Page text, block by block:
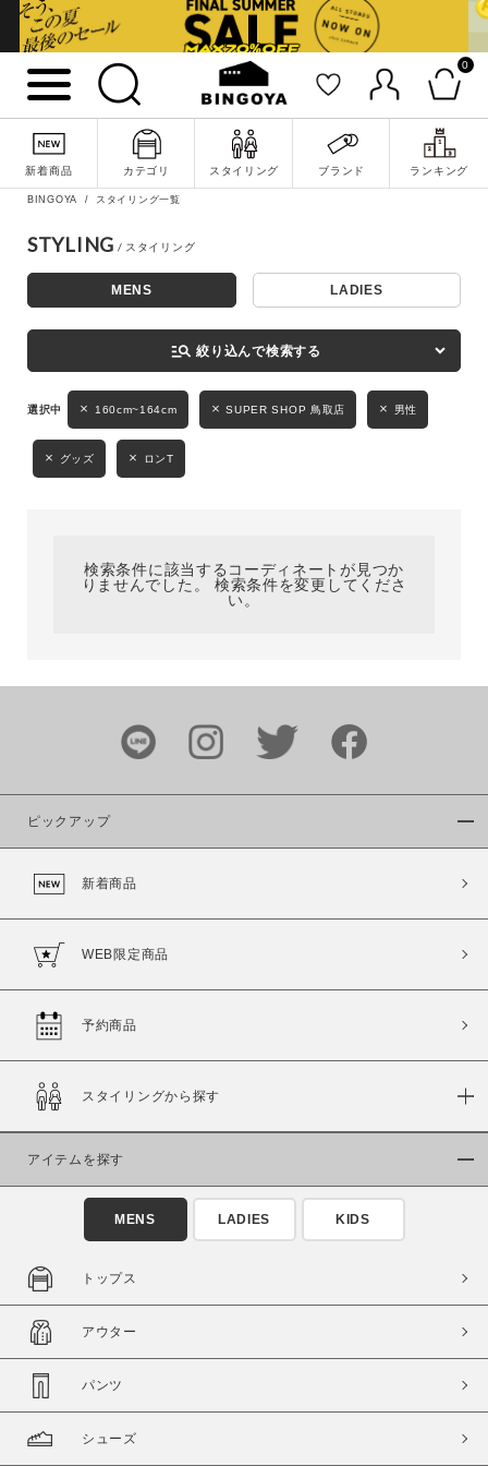
0
新着商品 カテゴリ スタイリング ブランド ランキング
詳細検索
キーワード
性別
MENS LADIES KIDS
ブランド
カラー
商品タイプ
通常商品
セール価格 WEB限定
在庫
在庫あり
BINGOYA スタイリング一覧
STYLING
MENS LADIES
manage_search 絞り込んで検索する
160cm~164cm SUPER SHOP 鳥取店 男性
グッズ ロンT
検索条件に該当するコーディネートが見つか
りませんでした。 検索条件を変更してくださ
い。
ピックアップ
新着商品
WEB限定商品
予約商品
スタイリングから探す
アイテムを探す
MENS LADIES KIDS
トップス
アウター
パンツ
シューズ